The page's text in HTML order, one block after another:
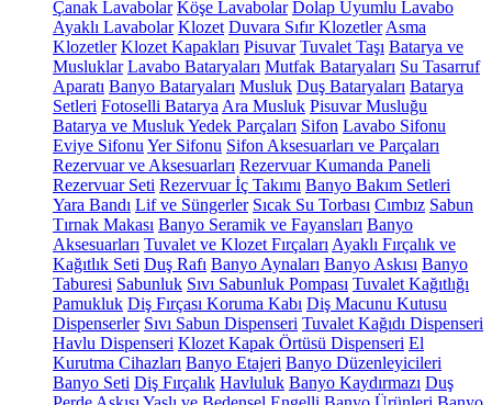
Çanak Lavabolar Köşe Lavabolar Dolap Uyumlu Lavabo
Ayaklı Lavabolar Klozet Duvara Sıfır Klozetler Asma
Klozetler Klozet Kapakları Pisuvar Tuvalet Taşı Batarya ve
Musluklar Lavabo Bataryaları Mutfak Bataryaları Su Tasarruf
Aparatı Banyo Bataryaları Musluk Duş Bataryaları Batarya
Setleri Fotoselli Batarya Ara Musluk Pisuvar Musluğu
Batarya ve Musluk Yedek Parçaları Sifon Lavabo Sifonu
Eviye Sifonu Yer Sifonu Sifon Aksesuarları ve Parçaları
Rezervuar ve Aksesuarları Rezervuar Kumanda Paneli
Rezervuar Seti Rezervuar İç Takımı Banyo Bakım Setleri
Yara Bandı Lif ve Süngerler Sıcak Su Torbası Cımbız Sabun
Tırnak Makası Banyo Seramik ve Fayansları Banyo
Aksesuarları Tuvalet ve Klozet Fırçaları Ayaklı Fırçalık ve
Kağıtlık Seti Duş Rafı Banyo Aynaları Banyo Askısı Banyo
Taburesi Sabunluk Sıvı Sabunluk Pompası Tuvalet Kağıtlığı
Pamukluk Diş Fırçası Koruma Kabı Diş Macunu Kutusu
Dispenserler Sıvı Sabun Dispenseri Tuvalet Kağıdı Dispenseri
Havlu Dispenseri Klozet Kapak Örtüsü Dispenseri El
Kurutma Cihazları Banyo Etajeri Banyo Düzenleyicileri
Banyo Seti Diş Fırçalık Havluluk Banyo Kaydırmazı Duş